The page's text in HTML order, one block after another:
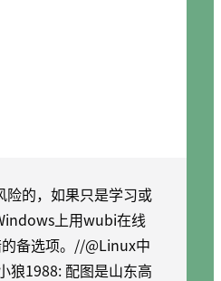
险的，如果只是学习或
上用wubi在线
备选项。//@Linux中
狼1988: 配图是山东高